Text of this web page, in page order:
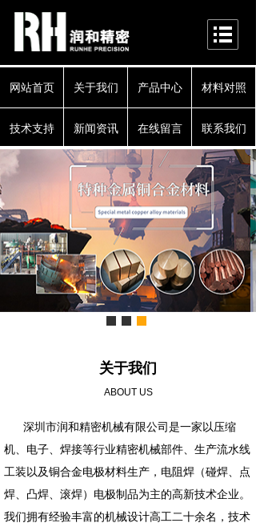
网站首页 关于我们 产品中心 材料对照
技术支持 新闻资讯 在线留言 联系我们
关于我们
ABOUT US
深圳市润和精密机械有限公司是一家以压缩
机、电子、焊接等行业精密机械部件、生产流水线
工装以及铜合金电极材料生产，电阻焊（碰焊、点
焊、凸焊、滚焊）电极制品为主的高新技术企业。
我们拥有经验丰富的机械设计高工二十余名，技术